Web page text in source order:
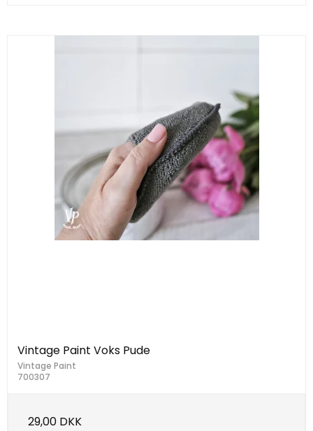
Vintage Paint Voks Pude
Vintage Paint
700307
29,00 DKK